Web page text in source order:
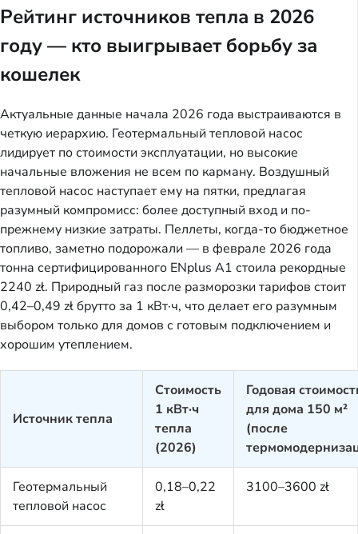
Рейтинг источников тепла в 2026
году — кто выигрывает борьбу за
кошелек
Актуальные данные начала 2026 года выстраиваются в
четкую иерархию. Геотермальный тепловой насос
лидирует по стоимости эксплуатации, но высокие
начальные вложения не всем по карману. Воздушный
тепловой насос наступает ему на пятки, предлагая
разумный компромисс: более доступный вход и по-
прежнему низкие затраты. Пеллеты, когда-то бюджетное
топливо, заметно подорожали — в феврале 2026 года
тонна сертифицированного ENplus A1 стоила рекордные
2240 zł. Природный газ после разморозки тарифов стоит
0,42–0,49 zł брутто за 1 кВт·ч, что делает его разумным
выбором только для домов с готовым подключением и
хорошим утеплением.
Источник тепла
Стоимость
1 кВт·ч
тепла
(2026)
Годовая
для дома 150 м²
(после
Геотермальный
тепловой насос
0,18–0,22
zł
3100–3600 zł